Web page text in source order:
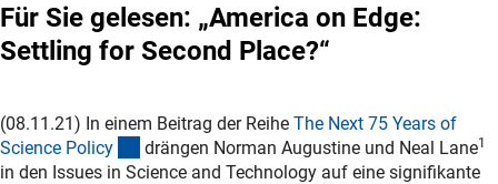
Für Sie gelesen: „America on Edge:
Settling for Second Place?“
(08.11.21) In einem Beitrag der Reihe The Next 75 Years of
Science Policy (externer Link)
drängen Norman Augustine und Neal Lane1
in den Issues in Science and Technology auf eine signifikante